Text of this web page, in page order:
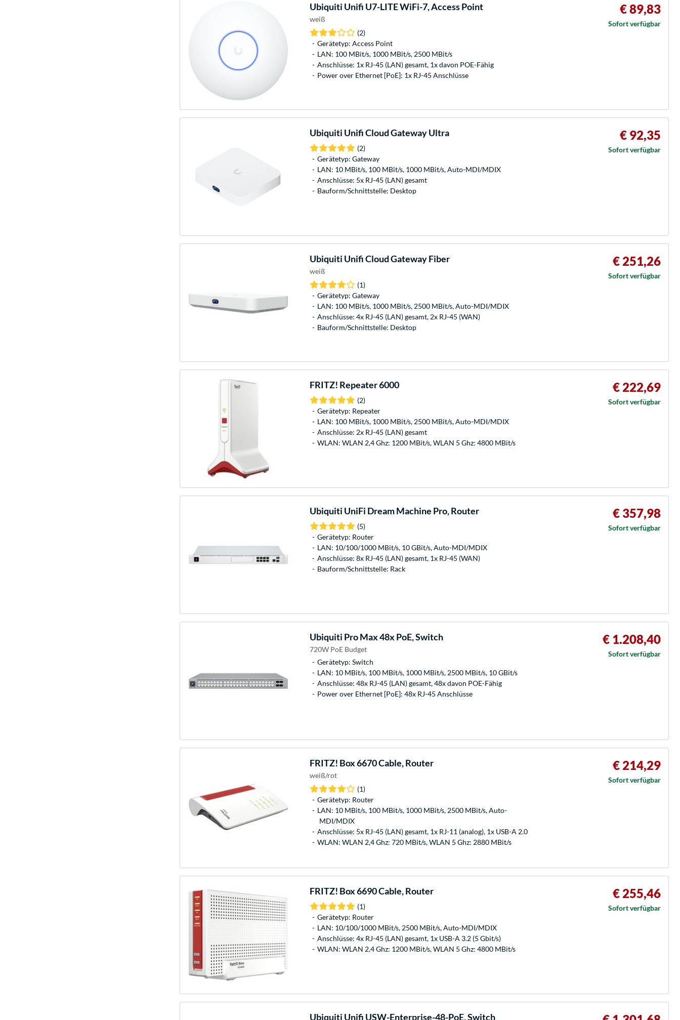
Ubiquiti Unifi U7-LITE WiFi-7, Access Point
weiß
(2)
Gerätetyp: Access Point
LAN: 100 MBit/s, 1000 MBit/s, 2500 MBit/s
Anschlüsse: 1x RJ-45 (LAN) gesamt, 1x davon POE-Fähig
Power over Ethernet [PoE]: 1x RJ-45 Anschlüsse
€ 89,83
Sofort verfügbar
Ubiquiti Unifi Cloud Gateway Ultra
(2)
Gerätetyp: Gateway
LAN: 10 MBit/s, 100 MBit/s, 1000 MBit/s, Auto-MDI/MDIX
Anschlüsse: 5x RJ-45 (LAN) gesamt
Bauform/Schnittstelle: Desktop
€ 92,35
Sofort verfügbar
Ubiquiti Unifi Cloud Gateway Fiber
weiß
(1)
Gerätetyp: Gateway
LAN: 100 MBit/s, 1000 MBit/s, 2500 MBit/s, Auto-MDI/MDIX
Anschlüsse: 4x RJ-45 (LAN) gesamt, 2x RJ-45 (WAN)
Bauform/Schnittstelle: Desktop
€ 251,26
Sofort verfügbar
FRITZ! Repeater 6000
(2)
Gerätetyp: Repeater
LAN: 100 MBit/s, 1000 MBit/s, 2500 MBit/s, Auto-MDI/MDIX
Anschlüsse: 2x RJ-45 (LAN) gesamt
WLAN: WLAN 2,4 Ghz: 1200 MBit/s, WLAN 5 Ghz: 4800 MBit/s
€ 222,69
Sofort verfügbar
Ubiquiti UniFi Dream Machine Pro, Router
(5)
Gerätetyp: Router
LAN: 10/100/1000 MBit/s, 10 GBit/s, Auto-MDI/MDIX
Anschlüsse: 8x RJ-45 (LAN) gesamt, 1x RJ-45 (WAN)
Bauform/Schnittstelle: Rack
€ 357,98
Sofort verfügbar
Ubiquiti Pro Max 48x PoE, Switch
720W PoE Budget
Gerätetyp: Switch
LAN: 10 MBit/s, 100 MBit/s, 1000 MBit/s, 2500 MBit/s, 10 GBit/s
Anschlüsse: 48x RJ-45 (LAN) gesamt, 48x davon POE-Fähig
Power over Ethernet [PoE]: 48x RJ-45 Anschlüsse
€ 1.208,40
Sofort verfügbar
FRITZ! Box 6670 Cable, Router
weiß/rot
(1)
Gerätetyp: Router
LAN: 10 MBit/s, 100 MBit/s, 1000 MBit/s, 2500 MBit/s, Auto-
MDI/MDIX
Anschlüsse: 5x RJ-45 (LAN) gesamt, 1x RJ-11 (analog), 1x USB-A 2.0
WLAN: WLAN 2,4 Ghz: 720 MBit/s, WLAN 5 Ghz: 2880 MBit/s
€ 214,29
Sofort verfügbar
FRITZ! Box 6690 Cable, Router
(1)
Gerätetyp: Router
LAN: 10/100/1000 MBit/s, 2500 MBit/s, Auto-MDI/MDIX
Anschlüsse: 4x RJ-45 (LAN) gesamt, 1x USB-A 3.2 (5 Gbit/s)
WLAN: WLAN 2,4 Ghz: 1200 MBit/s, WLAN 5 Ghz: 4800 MBit/s
€ 255,46
Sofort verfügbar
Ubiquiti Unifi USW-Enterprise-48-PoE, Switch